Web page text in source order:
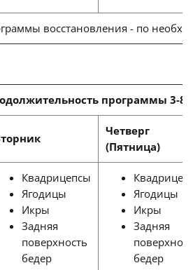
восстановления - по
программы 3-8
Четверг
(Пятница)
Квадрицепсы
Ягодицы
Икры
Задняя
поверхность
бедер
Ягодицы
Икры
Задняя
бедер